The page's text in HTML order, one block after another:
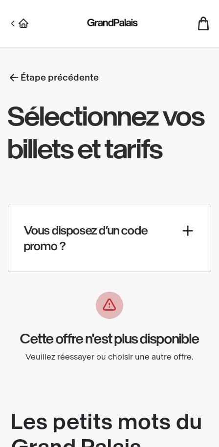
principal
Étape précédente
Sélectionnez vos
billets et tarifs
Vous disposez d’un code
promo ?
Cette offre n'est plus disponible
Veuillez réessayer ou choisir une autre offre.